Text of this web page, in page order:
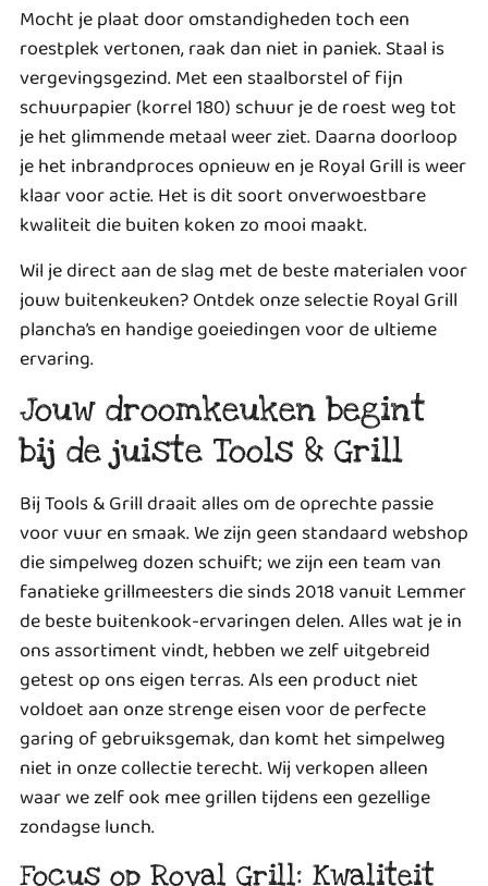
Mocht je plaat door omstandigheden toch een
roestplek vertonen, raak dan niet in paniek. Staal is
vergevingsgezind. Met een staalborstel of fijn
schuurpapier (korrel 180) schuur je de roest weg tot
je het glimmende metaal weer ziet. Daarna doorloop
je het inbrandproces opnieuw en je Royal Grill is weer
klaar voor actie. Het is dit soort onverwoestbare
kwaliteit die buiten koken zo mooi maakt.
Wil je direct aan de slag met de beste materialen voor
jouw buitenkeuken? Ontdek onze selectieRoyal Grill
plancha’s en handige goeiedingenvoor de ultieme
ervaring.
Jouw droomkeuken begint
bij de juiste Tools & Grill
Bij Tools & Grill draait alles om de oprechte passie
voor vuur en smaak. We zijn geen standaard webshop
die simpelweg dozen schuift; we zijn een team van
fanatieke grillmeesters die sinds 2018 vanuit Lemmer
de beste buitenkook-ervaringen delen. Alles wat je in
ons assortiment vindt, hebben we zelf uitgebreid
getest op ons eigen terras. Als een product niet
voldoet aan onze strenge eisen voor de perfecte
garing of gebruiksgemak, dan komt het simpelweg
niet in onze collectie terecht. Wij verkopen alleen
waar we zelf ook mee grillen tijdens een gezellige
zondagse lunch.
Focus op Royal Grill: Kwaliteit